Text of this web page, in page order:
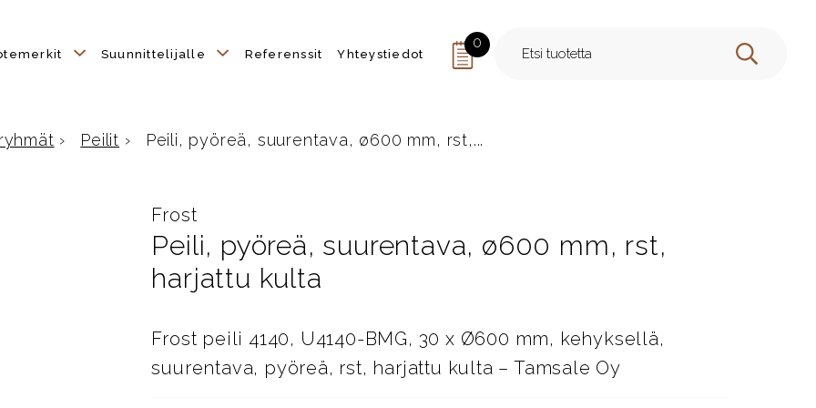
Suunnittelijalle Referenssit Yhteystiedot
0
HAE
› Peilit › Peili, pyöreä, suurentava, ø600 mm, rst,...
Frost
Peili, pyöreä, suurentava, ø600 mm, rst,
harjattu kulta
Frost peili 4140, U4140-BMG, 30 x Ø600 mm, kehyksellä,
suurentava, pyöreä, rst, harjattu kulta – Tamsale Oy